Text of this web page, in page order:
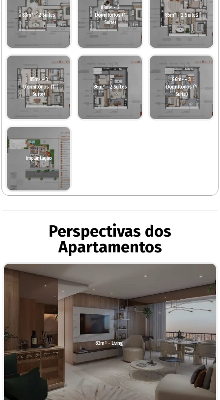
83m² - 2 Suítes
83m² - 3
Dormitórios (1
Suíte)
85m² - 2 Suítes
85m² - 3
Dormitórios (1
Suíte)
86m² - 2 Suítes
86m² - 3
Dormitórios (1
Suíte)
Implantação
Perspectivas dos
Apartamentos
83m² - Living